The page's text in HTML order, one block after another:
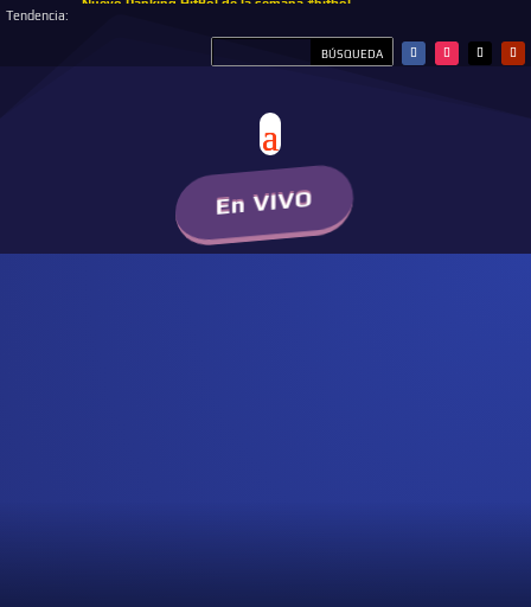
Tendencia:
Nuevo Ranking HitBol de la semana #hitbol
En VIVO